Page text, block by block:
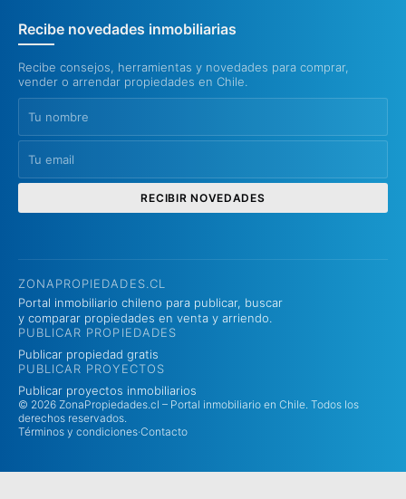
Recibe novedades inmobiliarias
Recibe consejos, herramientas y novedades para comprar,
vender o arrendar propiedades en Chile.
RECIBIR NOVEDADES
ZONAPROPIEDADES.CL
Portal inmobiliario chileno para publicar, buscar
y comparar propiedades en venta y arriendo.
PUBLICAR PROPIEDADES
Publicar propiedad gratis
PUBLICAR PROYECTOS
Publicar proyectos inmobiliarios
© 2026 ZonaPropiedades.cl – Portal inmobiliario en Chile. Todos los
derechos reservados.
Términos y condiciones·Contacto